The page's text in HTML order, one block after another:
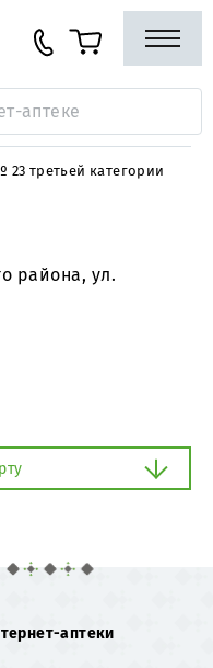
23 третьей категории
района, ул.
аптеки